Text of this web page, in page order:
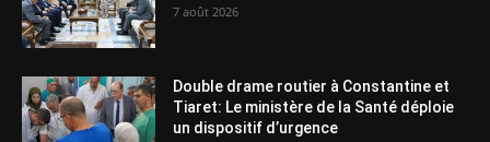
7 août 2026
Double drame routier à Constantine et
Tiaret: Le ministère de la Santé déploie
un dispositif d’urgence